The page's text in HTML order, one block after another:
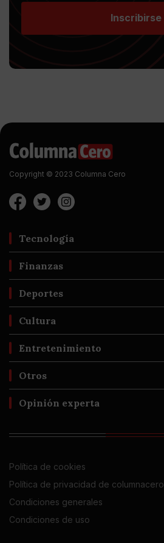
Inscribirse
Copyright © 2023 Columna Cero
Tecnología
Finanzas
Deportes
Cultura
Entretenimiento
Otros
Opinión experta
Política de cookies
Política de privacidad de columnacero
Condiciones generales
Condiciones de uso